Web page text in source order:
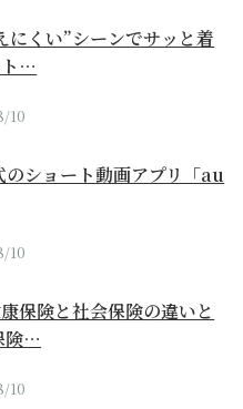
にくい”シーンでサッと着
ト…
10
ショート動画アプリ「au
10
保険と社会保険の違いと
険…
10